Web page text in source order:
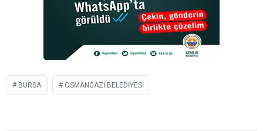
BURSA OSMANGAZI BELEDIYESI